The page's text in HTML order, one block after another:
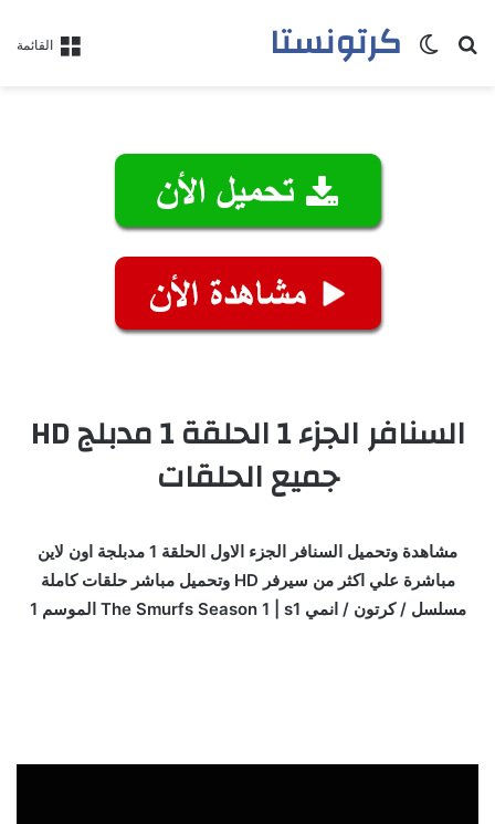
القائمة كرتونستابحث عنالوضع المظلم
السنافر الجزء 1 الحلقة 1 مدبلج HD
جميع الحلقات
مشاهدة وتحميل السنافر الجزء الاول الحلقة 1 مدبلجة اون لاين
مباشرة علي اكثر من سيرفر HD وتحميل مباشر حلقات كاملة
مسلسل / كرتون / انمي The Smurfs Season 1 | s1 الموسم 1